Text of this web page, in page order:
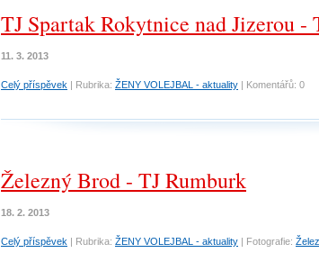
TJ Spartak Rokytnice nad Jizerou -
11. 3. 2013
Celý příspěvek | Rubrika: ŽENY VOLEJBAL - aktuality | Komentářů: 0
Železný Brod - TJ Rumburk
18. 2. 2013
Celý příspěvek | Rubrika: ŽENY VOLEJBAL - aktuality | Fotografie: